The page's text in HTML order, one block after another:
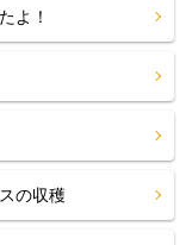
よ！
の収穫